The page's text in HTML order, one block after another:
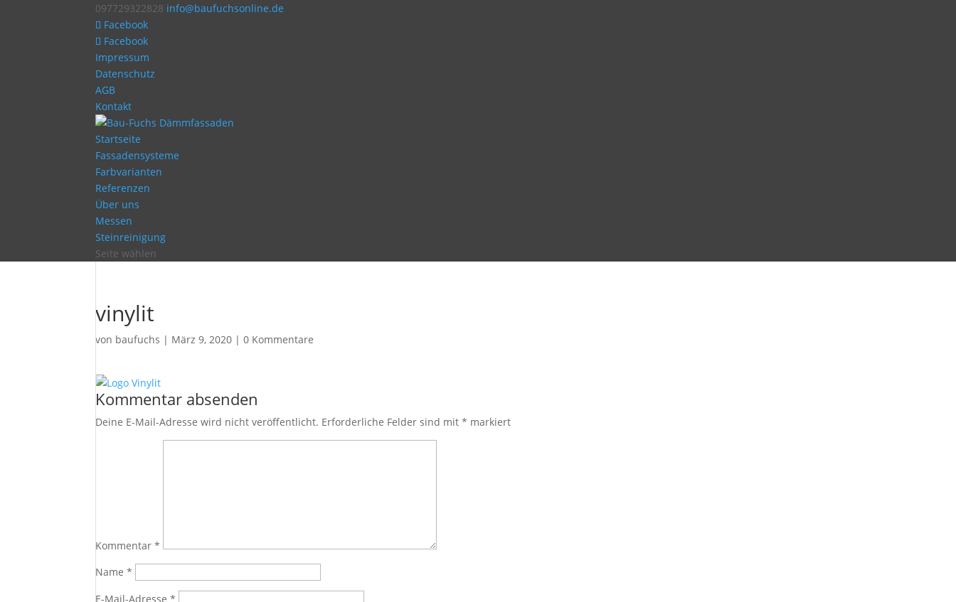
097729322828 info@baufuchsonline.de
Facebook
Facebook
Impressum
Datenschutz
AGB
Kontakt
Startseite
Fassadensysteme
Farbvarianten
Referenzen
Über uns
Messen
Steinreinigung
Seite wählen
vinylit
von baufuchs | März 9, 2020 |0 Kommentare
Kommentar absenden
Deine E-Mail-Adresse wird nicht veröffentlicht. Erforderliche Felder sind mit* markiert
Kommentar*
Name*
E-Mail-Adresse*